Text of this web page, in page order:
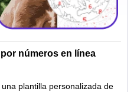
números en línea
plantilla personalizada de